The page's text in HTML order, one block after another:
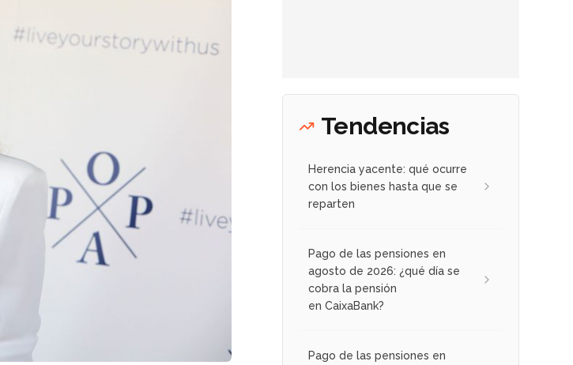
Tendencias
Herencia yacente: qué ocurre
con los bienes hasta que se
reparten
Pago de las pensiones en
agosto de 2026: ¿qué día se
cobra la pensión
en CaixaBank?
Pago de las pensiones en